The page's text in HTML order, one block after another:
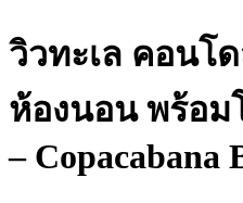
วิวทะเล คอนโ
ห้องนอน พร้อม
– Copacabana